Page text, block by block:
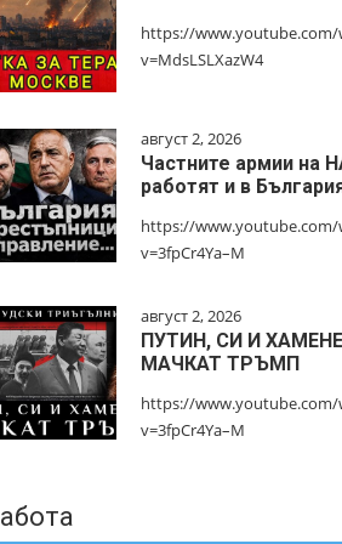
https://www.youtube.com/
v=MdsLSLXazW4
август 2, 2026
Частните армии на
работят и в
https://www.youtube.com/
v=3fpCr4Ya–M
август 2, 2026
ПУТИН, СИ И
МАЧКАТ ТРЪМП
https://www.youtube.com/
v=3fpCr4Ya–M